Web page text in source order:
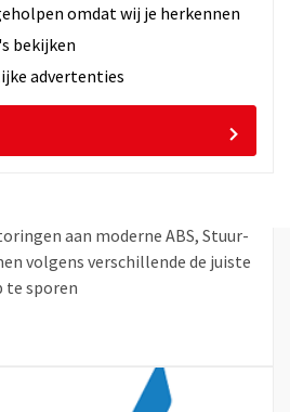
omdat wij je herkennen
bekijken
advertenties
en
beoordelingen
aan moderne ABS, Stuur-
volgens verschillende de juiste
te sporen